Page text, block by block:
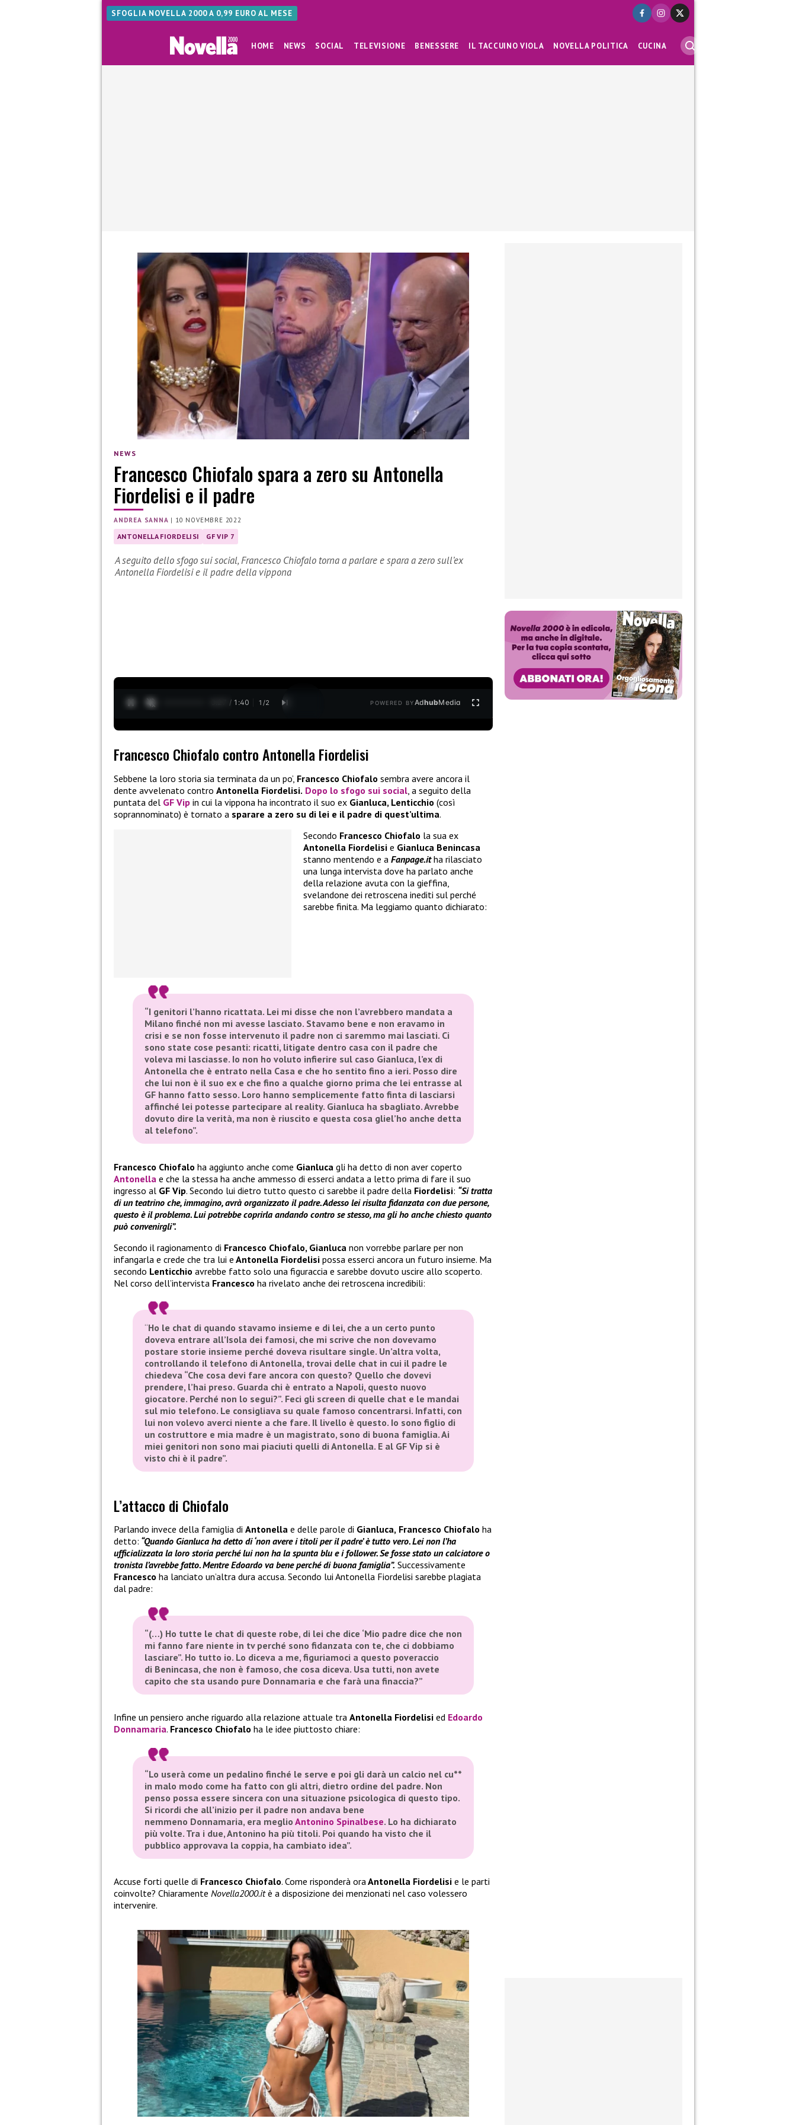
SFOGLIA NOVELLA 2000 A 0,99 EURO AL MESE
HOME NEWS SOCIAL TELEVISIONE BENESSERE IL TACCUINO VIOLA NOVELLA POLITICA CUCINA
NEWS
Francesco Chiofalo spara a zero su Antonella
Fiordelisi e il padre
ANDREA SANNA | 10 NOVEMBRE 2022
ANTONELLA FIORDELISI GF VIP 7
A seguito dello sfogo sui social, Francesco Chiofalo torna a parlare e spara a zero sull’ex
Antonella Fiordelisi e il padre della vippona
0:28 / 1:40 1 /2 POWERED BYAdhubMedia
Francesco Chiofalo contro Antonella Fiordelisi
Sebbene la loro storia sia terminata da un po’, Francesco Chiofalo sembra avere ancora il
dente avvelenato contro Antonella Fiordelisi. Dopo lo sfogo sui social, a seguito della
puntata del GF Vip in cui la vippona ha incontrato il suo ex Gianluca, Lenticchio (così
soprannominato) è tornato a sparare a zero su di lei e il padre di quest’ultima.
Secondo Francesco Chiofalo la sua ex
Antonella Fiordelisi e Gianluca Benincasa
stanno mentendo e a Fanpage.itha rilasciato
una lunga intervista dove ha parlato anche
della relazione avuta con la gieffina,
svelandone dei retroscena inediti sul perché
sarebbe finita. Ma leggiamo quanto dichiarato:
“I genitori l’hanno ricattata. Lei mi disse che non l’avrebbero mandata a
Milano finché non mi avesse lasciato. Stavamo bene e non eravamo in
crisi e se non fosse intervenuto il padre non ci saremmo mai lasciati. Ci
sono state cose pesanti: ricatti, litigate dentro casa con il padre che
voleva mi lasciasse. Io non ho voluto infierire sul caso Gianluca, l’ex di
Antonella che è entrato nella Casa e che ho sentito fino a ieri. Posso dire
che lui non è il suo ex e che fino a qualche giorno prima che lei entrasse al
GF hanno fatto sesso. Loro hanno semplicemente fatto finta di lasciarsi
affinché lei potesse partecipare al reality. Gianluca ha sbagliato. Avrebbe
dovuto dire la verità, ma non è riuscito e questa cosa gliel’ho anche detta
al telefono”.
Francesco Chiofalo ha aggiunto anche come Gianluca gli ha detto di non aver coperto
Antonella e che la stessa ha anche ammesso di esserci andata a letto prima di fare il suo
ingresso al GF Vip. Secondo lui dietro tutto questo ci sarebbe il padre della Fiordelisi: “Si tratta
di un teatrino che, immagino, avrà organizzato il padre. Adesso lei risulta fidanzata con due persone,
questo è il problema. Lui potrebbe coprirla andando contro se stesso, ma gli ho anche chiesto quanto
può convenirgli”.
Secondo il ragionamento di Francesco Chiofalo, Gianluca non vorrebbe parlare per non
infangarla e crede che tra lui e Antonella Fiordelisi possa esserci ancora un futuro insieme. Ma
secondo Lenticchio avrebbe fatto solo una figuraccia e sarebbe dovuto uscire allo scoperto.
Nel corso dell’intervista Francesco ha rivelato anche dei retroscena incredibili:
“Ho le chat di quando stavamo insieme e di lei, che a un certo punto
doveva entrare all’Isola dei famosi, che mi scrive che non dovevamo
postare storie insieme perché doveva risultare single. Un’altra volta,
controllando il telefono di Antonella, trovai delle chat in cui il padre le
chiedeva “Che cosa devi fare ancora con questo? Quello che dovevi
prendere, l’hai preso. Guarda chi è entrato a Napoli, questo nuovo
giocatore. Perché non lo segui?”. Feci gli screen di quelle chat e le mandai
sul mio telefono. Le consigliava su quale famoso concentrarsi. Infatti, con
lui non volevo averci niente a che fare. Il livello è questo. Io sono figlio di
un costruttore e mia madre è un magistrato, sono di buona famiglia. Ai
miei genitori non sono mai piaciuti quelli di Antonella. E al GF Vip si è
visto chi è il padre”.
L’attacco di Chiofalo
Parlando invece della famiglia di Antonella e delle parole di Gianluca, Francesco Chiofalo ha
detto: “Quando Gianluca ha detto di ‘non avere i titoli per il padre’ è tutto vero. Lei non l’ha
ufficializzata la loro storia perché lui non ha la spunta blu e i follower. Se fosse stato un calciatore o
tronista l’avrebbe fatto. Mentre Edoardo va bene perché di buona famiglia”. Successivamente
Francesco ha lanciato un’altra dura accusa. Secondo lui Antonella Fiordelisi sarebbe plagiata
dal padre:
“(…) Ho tutte le chat di queste robe, di lei che dice ‘Mio padre dice che non
mi fanno fare niente in tv perché sono fidanzata con te, che ci dobbiamo
lasciare”. Ho tutto io. Lo diceva a me, figuriamoci a questo poveraccio
di Benincasa, che non è famoso, che cosa diceva. Usa tutti, non avete
capito che sta usando pure Donnamaria e che farà una finaccia?”
Infine un pensiero anche riguardo alla relazione attuale tra Antonella Fiordelisi ed Edoardo
Donnamaria. Francesco Chiofalo ha le idee piuttosto chiare:
“Lo userà come un pedalino finché le serve e poi gli darà un calcio nel cu**
in malo modo come ha fatto con gli altri, dietro ordine del padre. Non
penso possa essere sincera con una situazione psicologica di questo tipo.
Si ricordi che all’inizio per il padre non andava bene
nemmeno Donnamaria, era meglio Antonino Spinalbese. Lo ha dichiarato
più volte. Tra i due, Antonino ha più titoli. Poi quando ha visto che il
pubblico approvava la coppia, ha cambiato idea”.
Accuse forti quelle di Francesco Chiofalo. Come risponderà oraAntonella Fiordelisi e le parti
coinvolte? Chiaramente Novella2000.itè a disposizione dei menzionati nel caso volessero
intervenire.